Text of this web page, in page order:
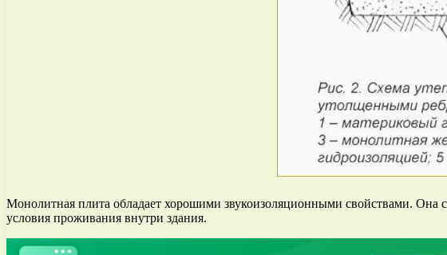
Монолитная плита обладает хорошими звукоизоляционными свойствами. Она
условия проживания внутри здания.